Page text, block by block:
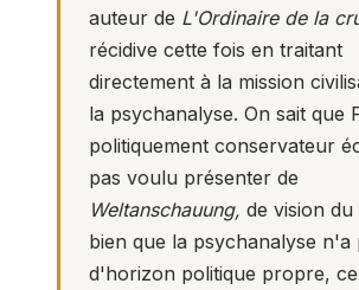
auteur de L'Ordinaire de la
récidive cette fois en traitant
directement à la mission
la psychanalyse. On sait que
politiquement conservateur
pas voulu présenter de
Weltanschauung, de vision
bien que la psychanalyse n'a
d'horizon politique propre,